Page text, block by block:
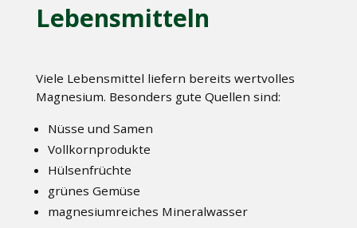
Lebensmitteln
Viele Lebensmittel liefern bereits wertvolles
Magnesium. Besonders gute Quellen sind:
Nüsse und Samen
Vollkornprodukte
Hülsenfrüchte
grünes Gemüse
magnesiumreiches Mineralwasser